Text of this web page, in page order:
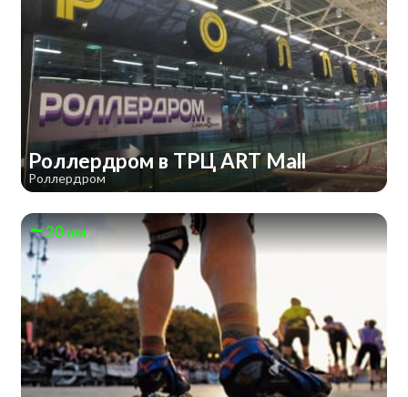
Роллердром в ТРЦ ART Mall
Роллердром
20 км